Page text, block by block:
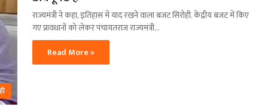
राज्यमंत्री ने कहा, इतिहास में याद रखने वाला बजट सिरोही. केंद्रीय बजट में किए
गए प्रावधानों को लेकर पंचायतराज राज्यमंत्री…
Read More »